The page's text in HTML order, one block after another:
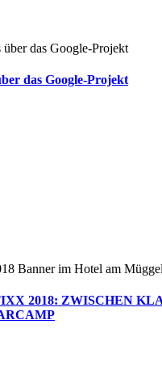
das Google-Projekt
2018: ZWISCHEN